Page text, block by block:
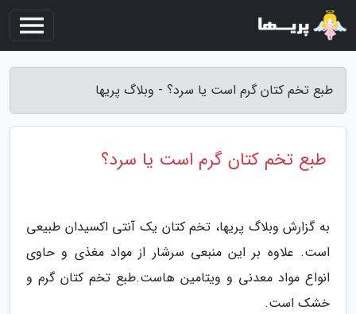
طبع تخم کتان گرم است یا سرد؟ - وبلاگ پریها
طبع تخم کتان گرم است یا سرد؟
به گزارش وبلاگ پریها، تخم کتان یک آنتی اکسیدان طبیعی
است. علاوه بر این منبعی سرشار از مواد مغذی و حاوی
انواع مواد معدنی و ویتامین هاست.طبع تخم کتان گرم و
خشک است.